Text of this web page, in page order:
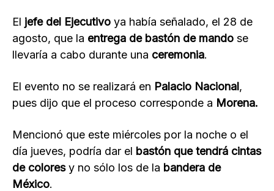
El jefe del Ejecutivo ya había señalado, el 28 de
agosto, que la entrega de bastón de mando se
llevaría a cabo durante una ceremonia.
El evento no se realizará en Palacio Nacional,
pues dijo que el proceso corresponde a Morena.
Mencionó que este miércoles por la noche o el
día jueves, podría dar el bastón que tendrá cintas
de coloresy no sólo los de la bandera de
México.